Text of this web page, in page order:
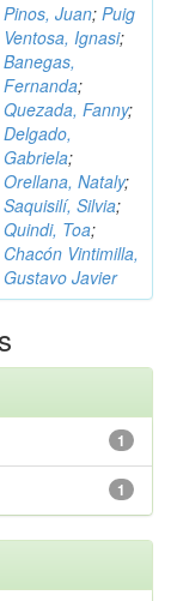
Pinos, Juan; Puig
Ventosa, Ignasi;
Banegas,
Fernanda;
Quezada, Fanny;
Delgado,
Gabriela;
Orellana, Nataly;
Saquisilí, Silvia;
Quindi, Toa;
Chacón Vintimilla,
Gustavo Javier
1
1